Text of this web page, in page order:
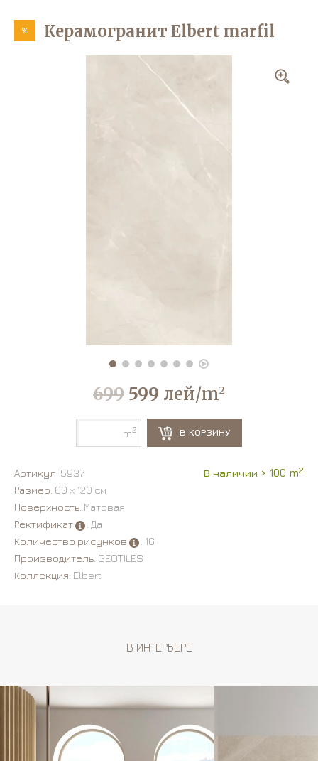
% Керамогранит Elbert marfil
699 599 лей/m2
m2 В КОРЗИНУ
Артикул: 5937 В наличии > 100 m2
Размер: 60 х 120 см
Поверхность: Матовая
Ректификат
: Да
Количество рисунков
: 16
Производитель: GEOTILES
Коллекция: Elbert
В ИНТЕРЬЕРЕ